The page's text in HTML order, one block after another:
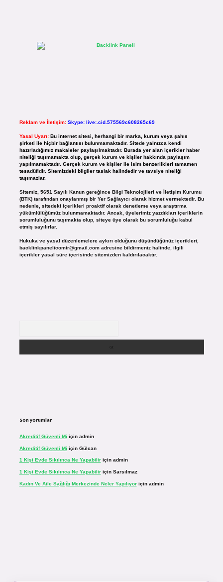
Reklam ve İletişim: Skype: live:.cid.575569c608265c69
Yasal Uyarı: Bu internet sitesi, herhangi bir marka, kurum veya şahıs
şirketi ile hiçbir bağlantısı bulunmamaktadır. Sitede yalnızca kendi
hazırladığımız makaleler paylaşılmaktadır. Burada yer alan içerikler haber
niteliği taşımamakta olup, gerçek kurum ve kişiler hakkında paylaşım
yapılmamaktadır. Gerçek kurum ve kişiler ile isim benzerlikleri tamamen
tesadüfidir. Sitemizdeki bilgiler taslak halindedir ve tavsiye niteliği
taşımazlar.
Sitemiz, 5651 Sayılı Kanun gereğince Bilgi Teknolojileri ve İletişim Kurumu
(BTK) tarafından onaylanmış bir Yer Sağlayıcı olarak hizmet vermektedir. Bu
nedenle, sitedeki içerikleri proaktif olarak denetleme veya araştırma
yükümlülüğümüz bulunmamaktadır. Ancak, üyelerimiz yazdıkları içeriklerin
sorumluluğunu taşımakta olup, siteye üye olarak bu sorumluluğu kabul
etmiş sayılırlar.
Hukuka ve yasal düzenlemelere aykırı olduğunu düşündüğünüz içerikleri,
backlinkpanelicomtr@gmail.comadresine bildirmeniz halinde, ilgili
içerikler yasal süre içerisinde sitemizden kaldırılacaktır.
Son yorumlar
Akreditif Güvenli Mi için admin
Akreditif Güvenli Mi için Gülcan
1 Kişi Evde Sıkılınca Ne Yapabiliriçin admin
1 Kişi Evde Sıkılınca Ne Yapabiliriçin Sarsılmaz
Kadın Ve Aile Sağlığı Merkezinde Neler Yapılıyoriçin admin